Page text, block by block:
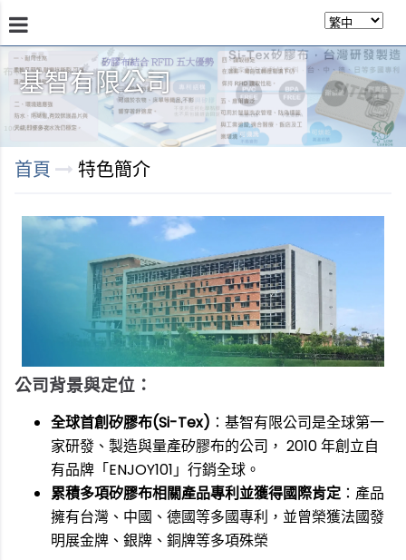
基智有限公司
商品介紹 瞭解技術 商店 永續發展 關於我
首頁 特色簡介
公司背景與定位：
全球首創矽膠布(Si-Tex) ：基智有限公司是全球第一
家研發、製造與量產矽膠布的公司， 2010 年創立自
有品牌「ENJOY101」行銷全球。
累積多項矽膠布相關產品專利並獲得國際肯定 ：產品
擁有台灣、中國、德國等多國專利，並曾榮獲法國發
明展金牌、銀牌、銅牌等多項殊榮